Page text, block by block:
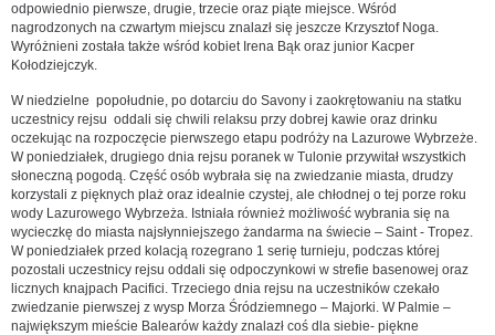
odpowiednio pierwsze, drugie, trzecie oraz piąte miejsce. Wśród
nagrodzonych na czwartym miejscu znalazł się jeszcze Krzysztof Noga.
Wyróżnieni została także wśród kobiet Irena Bąk oraz junior Kacper
Kołodziejczyk.
W niedzielne popołudnie, po dotarciu do Savony i zaokrętowaniu na statku
uczestnicy rejsu oddali się chwili relaksu przy dobrej kawie oraz drinku
oczekując na rozpoczęcie pierwszego etapu podróży na Lazurowe Wybrzeże.
W poniedziałek, drugiego dnia rejsu poranek w Tulonie przywitał wszystkich
słoneczną pogodą. Część osób wybrała się na zwiedzanie miasta, drudzy
korzystali z pięknych plaż oraz idealnie czystej, ale chłodnej o tej porze roku
wody Lazurowego Wybrzeża. Istniała również możliwość wybrania się na
wycieczkę do miasta najsłynniejszego żandarma na świecie – Saint - Tropez.
W poniedziałek przed kolacją rozegrano 1 serię turnieju, podczas której
pozostali uczestnicy rejsu oddali się odpoczynkowi w strefie basenowej oraz
licznych knajpach Pacifici. Trzeciego dnia rejsu na uczestników czekało
zwiedzanie pierwszej z wysp Morza Śródziemnego – Majorki. W Palmie –
największym mieście Balearów każdy znalazł coś dla siebie- piękne